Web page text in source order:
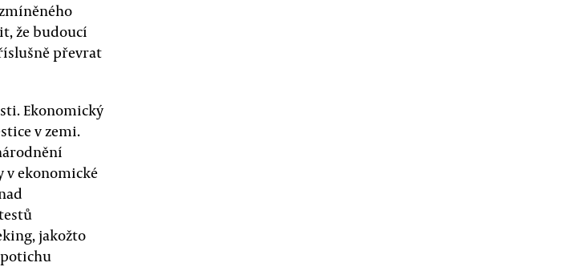
že budoucí
převrat
Ekonomický
v zemi.
v ekonomické
jakožto